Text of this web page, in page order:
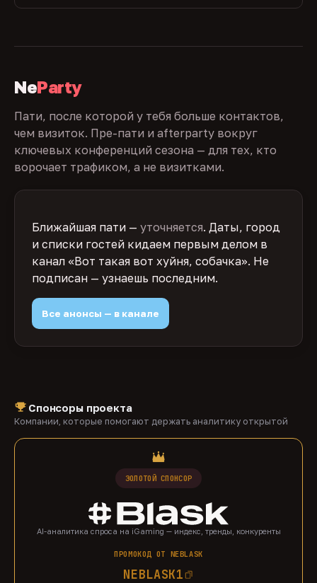
NeParty
Пати, после которой у тебя больше контактов,
чем визиток. Пре-пати и afterparty вокруг
ключевых конференций сезона — для тех, кто
ворочает трафиком, а не визитками.
Ближайшая пати — уточняется. Даты, город
и списки гостей кидаем первым делом в
канал «Вот такая вот хуйня, собачка». Не
подписан — узнаешь последним.
Все анонсы — в канале
Спонсоры проекта
Компании, которые помогают держать аналитику открытой
ЗОЛОТОЙ СПОНСОР
AI-аналитика спроса на iGaming — индекс, тренды, конкуренты
ПРОМОКОД ОТ NEBLASK
NEBLASK1